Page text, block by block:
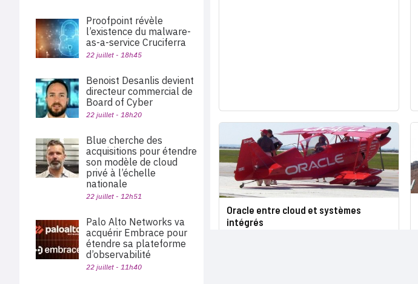
Oracle entre cloud et systèmes
intégrés
Proofpoint révèle
l’existence du malware-
as-a-service Cruciferra
22 juillet - 18h45
Benoist Desanlis devient
directeur commercial de
Board of Cyber
22 juillet - 18h20
Blue cherche des
acquisitions pour étendre
son modèle de cloud
privé à l’échelle
nationale
22 juillet - 12h51
Palo Alto Networks va
acquérir Embrace pour
étendre sa plateforme
d’observabilité
22 juillet - 11h40